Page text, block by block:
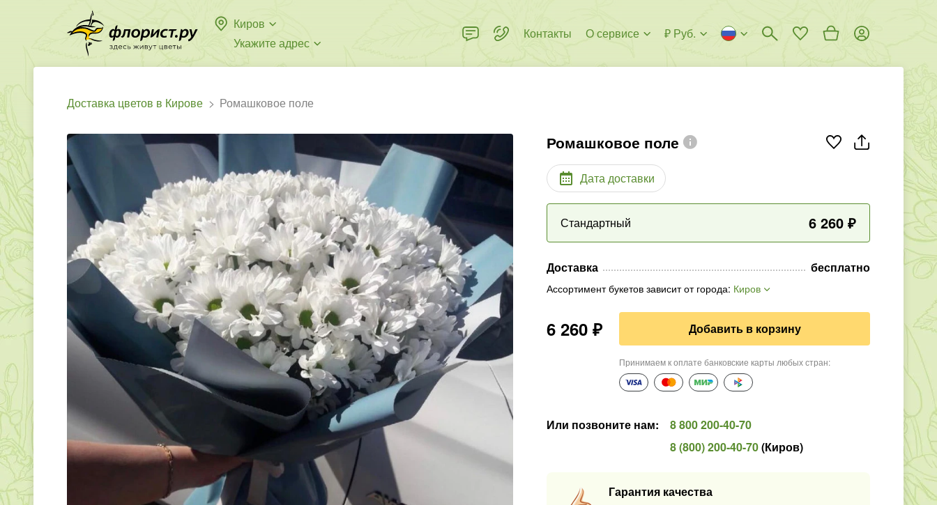
Киров
Укажите адрес
Контакты О сервисе ₽ Руб.
Доставка цветов в Кирове Ромашковое поле
Ромашковое поле
Дата доставки
Стандартный 6 260 ₽
Доставка бесплатно
Ассортимент букетов зависит от города: Киров
6 260 ₽ Добавить в корзину
Принимаем к оплате банковские карты любых стран:
Или позвоните нам:
8 800 200-40-70
8 (800) 200-40-70(Киров)
Гарантия качества